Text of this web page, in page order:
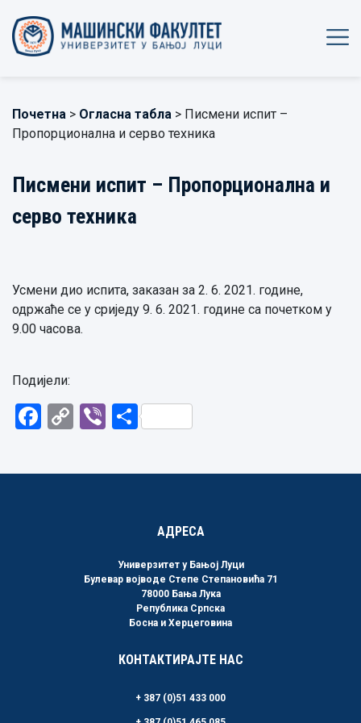
Почетна > Огласна табла > Писмени испит –
Пропорционална и серво техника
Писмени испит – Пропорционална и
серво техника
Усмени дио испита, заказан за 2. 6. 2021. године,
одржаће се у сриједу 9. 6. 2021. године са почетком у
9.00 часова.
Подијели:
Facebook
CopyViberShare
АДРЕСА
Универзитет у Бањој Луци
Булевар војводе Степе Степановића 71
78000 Бања Лука
Република Српска
Босна и Херцеговина
КОНТАКТИРАЈТЕ НАС
+ 387 (0)51 433 000